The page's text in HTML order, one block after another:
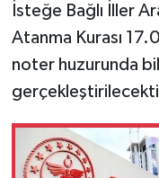
İsteğe Bağlı İller
Atanma Kurası
noter huzurunda